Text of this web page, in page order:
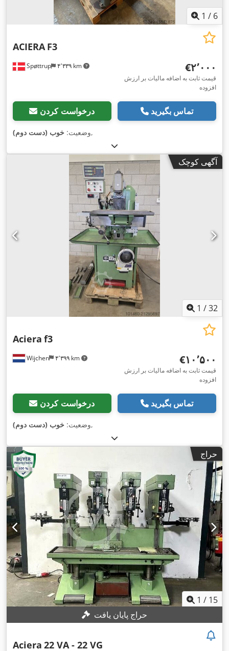
1 / 6
Spøttrup ۴٬۳۳۹ km
ACIERA F3
‎€۲٬۰۰۰
قیمت ثابت به اضافه مالیات بر ارزش
افزوده
درخواست کردن تماس بگیرید
وضعیت: خوب (دست دوم) ,
آگهی کوچک
1 /32
Wijchen ۴٬۳۹۹ km
Aciera f3
‎€۱۰٬۵۰۰
قیمت ثابت به اضافه مالیات بر ارزش
افزوده
درخواست کردن تماس بگیرید
وضعیت: خوب (دست دوم) ,
حراج
1 / 15
حراج پایان یافت
Aciera 22 VA - 22 VG